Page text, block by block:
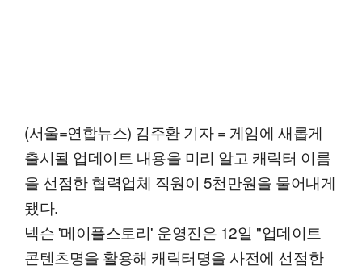
(서울=연합뉴스) 김주환 기자 = 게임에 새롭게
출시될 업데이트 내용을 미리 알고 캐릭터 이름
을 선점한 협력업체 직원이 5천만원을 물어내게
됐다.
넥슨 '메이플스토리' 운영진은 12일 "업데이트
콘텐츠명을 활용해 캐릭터명을 사전에 선점한